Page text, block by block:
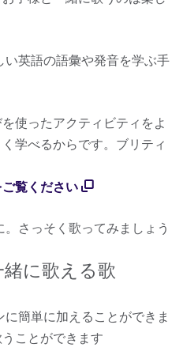
い英語の語彙や発音を学ぶ手
使ったアクティビティをよ
学べるからです。ブリティ
覧ください
さっそく歌ってみましょう
に歌える歌
簡単に加えることができま
ことができます